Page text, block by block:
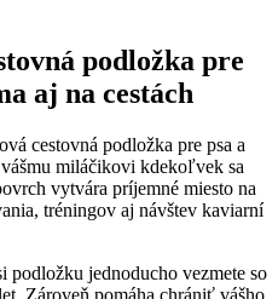
podložka pre
aj na cestách
cestovná podložka pre psa a
miláčikovi kdekoľvek sa
vytvára príjemné miesto na
tréningov aj návštev kaviarní
podložku jednoducho vezmete so